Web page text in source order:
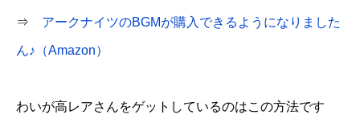
⇒ アークナイツのBGMが購入できるようになりました
ん♪（Amazon）
わいが高レアさんをゲットしているのはこの方法です